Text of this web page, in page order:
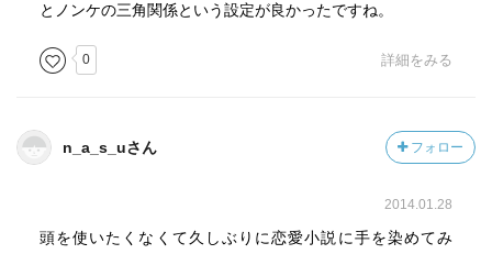
とノンケの三角関係という設定が良かったですね。
0 詳細をみる
n_a_s_uさん フォロー
2014.01.28
頭を使いたくなくて久しぶりに恋愛小説に手を染めてみ